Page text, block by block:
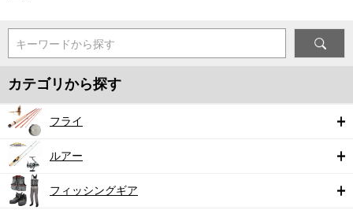
キーワードから探す
カテゴリから探す
フライ
ルアー
フィッシングギア